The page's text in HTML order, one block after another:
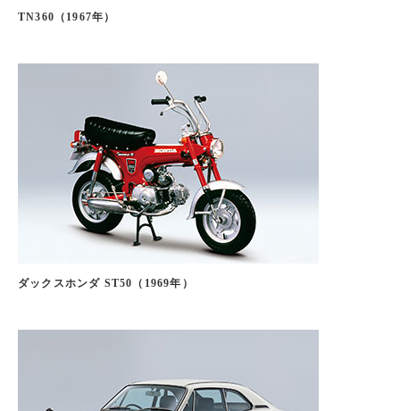
TN360（1967年）
ダックスホンダ ST50（1969年）